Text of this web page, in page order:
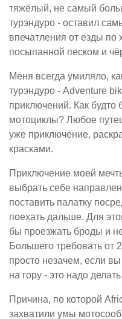
тяжёлый, не самый
турэндуро - оставил
впечатления от езды по
посыпанной песком и
Меня всегда умиляло,
турэндуро - Adventure
приключений. Как будто
мотоциклы? Любое
уже приключение,
красками.
Приключение моей
выбрать себе
поставить палатку
поехать дальше. Для
бы проезжать броды и
Большего требовать от
просто незачем, если
на гору - это надо
Причина, по которой
захватили умы